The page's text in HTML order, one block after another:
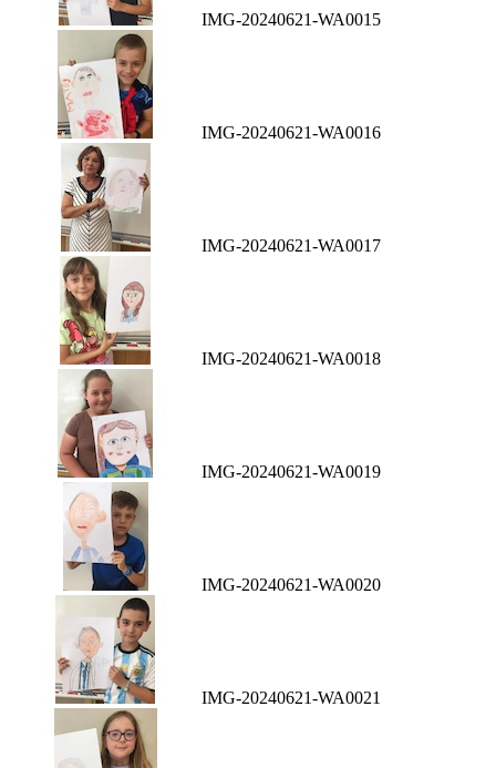
IMG-20240621-WA0015
IMG-20240621-WA0016
IMG-20240621-WA0017
IMG-20240621-WA0018
IMG-20240621-WA0019
IMG-20240621-WA0020
IMG-20240621-WA0021